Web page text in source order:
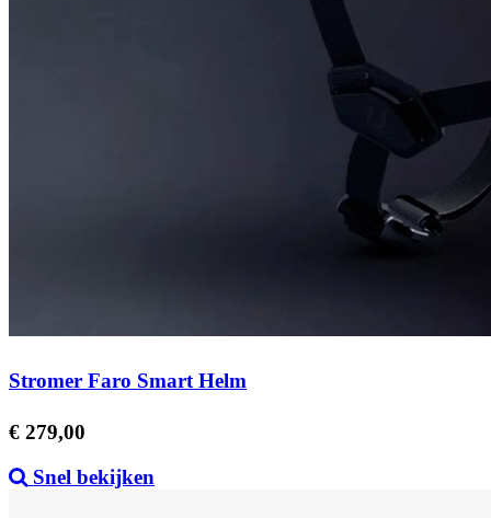
Stromer Faro Smart Helm
Prijs
€ 279,00
Snel bekijken